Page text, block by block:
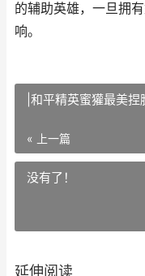
的辅助英雄，一旦拥
响。
|和平精英蜜獾最美捏
« 上一篇
没有了！
延伸阅读